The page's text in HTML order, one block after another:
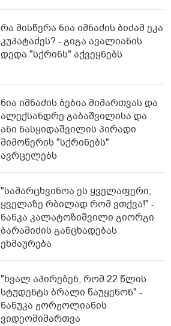
რა მისწერა ნია იმნაძის ბიძამ ეკა
კუპატაძეს? - გიგა ავალიანის
დედა "სქრინს" აქვეყნებს
ნია იმნაძის ბებია მიმართვას და
ალექსანდრე გაბაშვილისა და
ანი ნასყიდაშვილის პირადი
მიმოწერის "სქრინებს"
ავრცელებს
"სა­მარ­ცხვი­ნოა ეს ყვე­ლა­ფე­რი,
ყვე­ლა­ზე რბი­ლად რომ ვთქვა!" -
ნანკა კალატოზიშვილი გიორგი
ბარამიძის განცხადებას
ეხმაურება
"ხვალ აპირებენ, რომ 22 წლის
სტუდენტს ბრალი წაუყენონ" -
ნანუკა ჟორჟოლიანის
ვიდეომიმართვა